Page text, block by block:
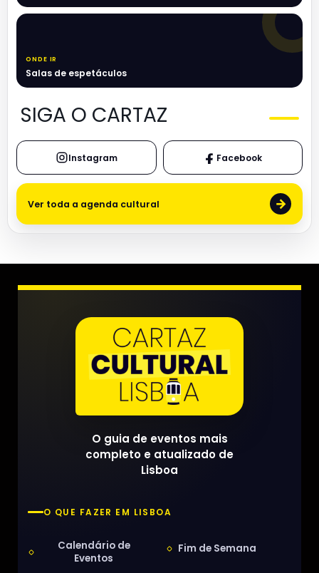
ONDE IR
Salas de espetáculos
SIGA O CARTAZ
Instagram Facebook
Ver toda a agenda cultural →
O guia de eventos mais
completo e atualizado de
Lisboa
O QUE FAZER EM LISBOA
Calendário de
Eventos
Fim de Semana